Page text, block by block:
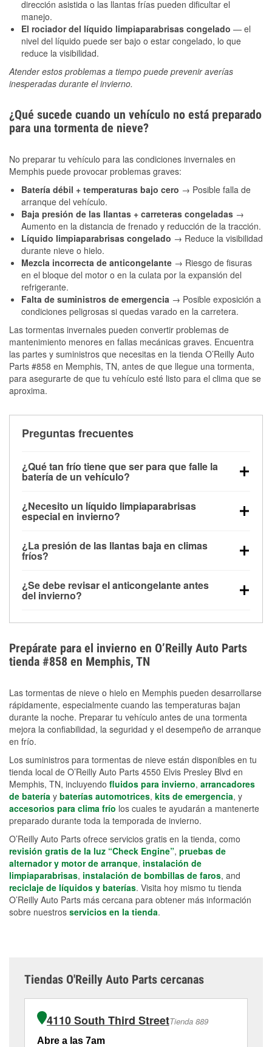
dirección asistida o las llantas frías pueden dificultar el
manejo.
El rociador del líquido limpiaparabrisas congelado — el
nivel del líquido puede ser bajo o estar congelado, lo que
reduce la visibilidad.
Atender estos problemas a tiempo puede prevenir averías
inesperadas durante el invierno.
¿Qué sucede cuando un vehículo no está preparado
para una tormenta de nieve?
No preparar tu vehículo para las condiciones invernales en
Memphis puede provocar problemas graves:
Batería débil + temperaturas bajo cero → Posible falla de
arranque del vehículo.
Baja presión de las llantas + carreteras congeladas →
Aumento en la distancia de frenado y reducción de la tracción.
Líquido limpiaparabrisas congelado → Reduce la visibilidad
durante nieve o hielo.
Mezcla incorrecta de anticongelante → Riesgo de fisuras
en el bloque del motor o en la culata por la expansión del
refrigerante.
Falta de suministros de emergencia → Posible exposición a
condiciones peligrosas si quedas varado en la carretera.
Las tormentas invernales pueden convertir problemas de
mantenimiento menores en fallas mecánicas graves. Encuentra
las partes y suministros que necesitas en la tienda O’Reilly Auto
Parts #858 en Memphis, TN, antes de que llegue una tormenta,
para asegurarte de que tu vehículo esté listo para el clima que se
aproxima.
Preguntas frecuentes
¿Qué tan frío tiene que ser para que falle la
batería de un vehículo?
debajo de los 32 °F y puede perder hasta la mitad de
su potencia de arranque cerca de los 0 °F, lo que
arranque.
¿Necesito un líquido limpiaparabrisas
especial en invierno?
la congelación y ayuda a disolver la sal y la nieve
derretida en la carretera para mejorar la visibilidad.
¿La presión de las llantas baja en climas
fríos?
alrededor de 1 PSI por cada 10 °F que baja la
temperatura. Puedes obtener más información sobre
¿Se debe revisar el anticongelante antes
del invierno?
el sobrecalentamiento en condiciones de frío
extremo. Aprende cómo comprobar la protección
anticongelante en nuestra sección How-To.
Prepárate para el invierno en O’Reilly Auto Parts
tienda #858 en Memphis, TN
Las tormentas de nieve o hielo en Memphis pueden desarrollarse
rápidamente, especialmente cuando las temperaturas bajan
durante la noche. Preparar tu vehículo antes de una tormenta
mejora la confiabilidad, la seguridad y el desempeño de arranque
en frío.
Los suministros para tormentas de nieve están disponibles en tu
tienda local de O’Reilly Auto Parts 4550 Elvis Presley Blvd en
Memphis, TN, incluyendo fluidos para invierno, arrancadores
de batería y baterías automotrices, kits de emergencia, y
accesorios para clima frío los cuales te ayudarán a mantenerte
preparado durante toda la temporada de invierno.
O’Reilly Auto Parts ofrece servicios gratis en la tienda, como
revisión gratis de la luz “Check Engine”, pruebas de
alternador y motor de arranque, instalación de
limpiaparabrisas, instalación de bombillas de faros, and
reciclaje de líquidos y baterías. Visita hoy mismo tu tienda
O’Reilly Auto Parts más cercana para obtener más información
sobre nuestros servicios en la tienda.
Tiendas O'Reilly Auto Parts cercanas
4110 South Third StreetTienda 889
Abre a las 7am